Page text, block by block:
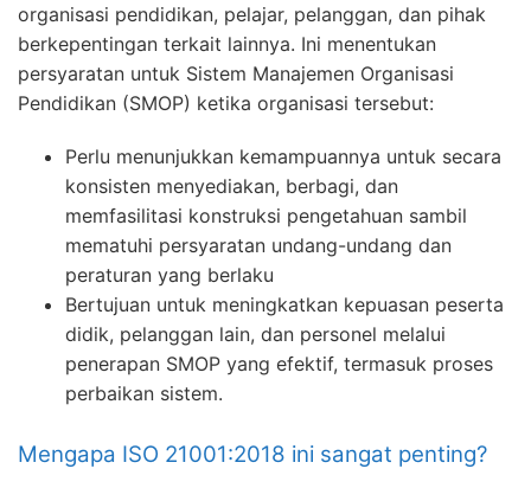
organisasi pendidikan, pelajar, pelanggan, dan pihak
berkepentingan terkait lainnya. Ini menentukan
persyaratan untuk Sistem Manajemen Organisasi
Pendidikan (SMOP) ketika organisasi tersebut:
Perlu menunjukkan kemampuannya untuk secara
konsisten menyediakan, berbagi, dan
memfasilitasi konstruksi pengetahuan sambil
mematuhi persyaratan undang-undang dan
peraturan yang berlaku
Bertujuan untuk meningkatkan kepuasan peserta
didik, pelanggan lain, dan personel melalui
penerapan SMOP yang efektif, termasuk proses
perbaikan sistem.
Mengapa ISO 21001:2018 ini sangat penting?